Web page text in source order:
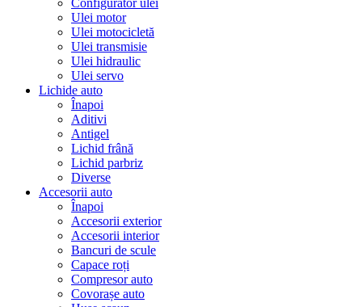
Configurator ulei
Ulei motor
Ulei motocicletă
Ulei transmisie
Ulei hidraulic
Ulei servo
Lichide auto
Înapoi
Aditivi
Antigel
Lichid frână
Lichid parbriz
Diverse
Accesorii auto
Înapoi
Accesorii exterior
Accesorii interior
Bancuri de scule
Capace roți
Compresor auto
Covorașe auto